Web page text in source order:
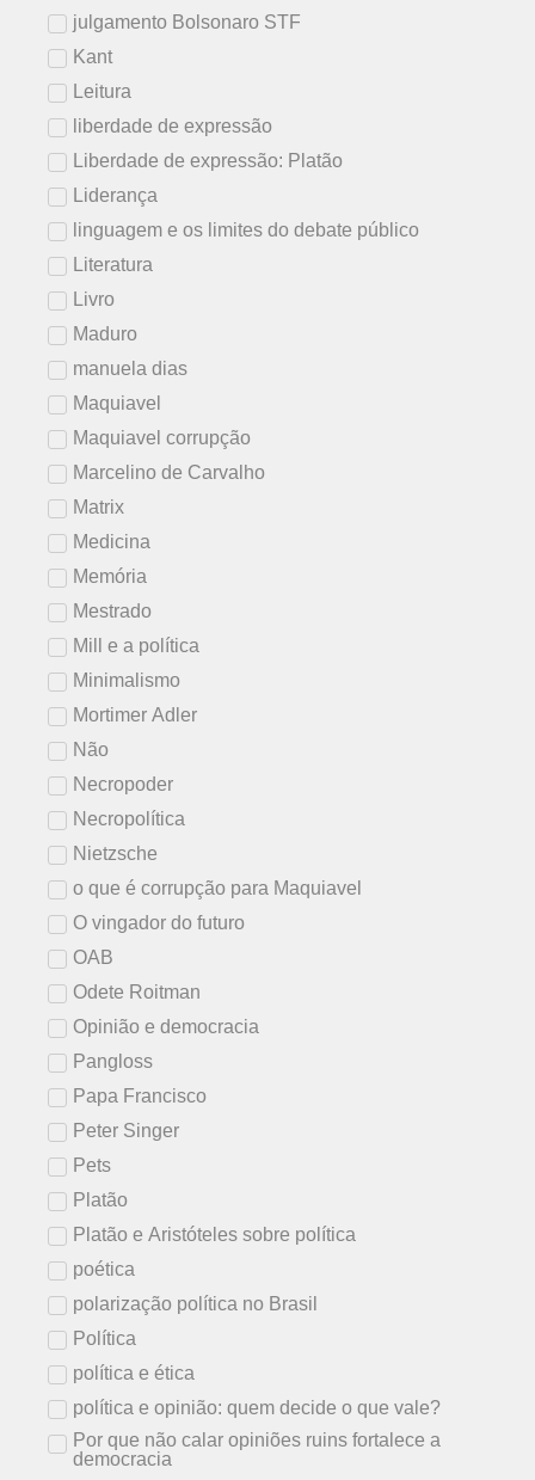
julgamento Bolsonaro STF
Kant
Leitura
liberdade de expressão
Liberdade de expressão: Platão
Liderança
linguagem e os limites do debate público
Literatura
Livro
Maduro
manuela dias
Maquiavel
Maquiavel corrupção
Marcelino de Carvalho
Matrix
Medicina
Memória
Mestrado
Mill e a política
Minimalismo
Mortimer Adler
Não
Necropoder
Necropolítica
Nietzsche
o que é corrupção para Maquiavel
O vingador do futuro
OAB
Odete Roitman
Opinião e democracia
Pangloss
Papa Francisco
Peter Singer
Pets
Platão
Platão e Aristóteles sobre política
poética
polarização política no Brasil
Política
política e ética
política e opinião: quem decide o que vale?
Por que não calar opiniões ruins fortalece a
democracia